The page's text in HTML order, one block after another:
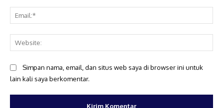
Simpan nama, email, dan situs web saya di browser ini untuk
lain kali saya berkomentar.